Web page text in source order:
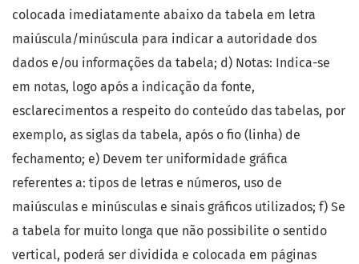
colocada imediatamente abaixo da tabela em letra
maiúscula/minúscula para indicar a autoridade dos
dados e/ou informações da tabela; d) Notas: Indica-se
em notas, logo após a indicação da fonte,
esclarecimentos a respeito do conteúdo das tabelas, por
exemplo, as siglas da tabela, após o fio (linha) de
fechamento; e) Devem ter uniformidade gráfica
referentes a: tipos de letras e números, uso de
maiúsculas e minúsculas e sinais gráficos utilizados; f) Se
a tabela for muito longa que não possibilite o sentido
vertical, poderá ser dividida e colocada em páginas